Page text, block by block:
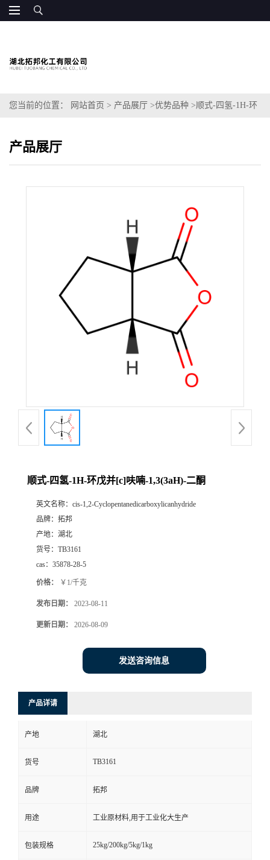
您当前的位置： 网站首页 > 产品展厅 >优势品种 >顺式-四氢-1H-环
产品展厅
顺式-四氢-1H-环戊并[c]呋喃-1,3(3aH)-二酮
英文名称： cis-1,2-Cyclopentanedicarboxylicanhydride
品牌： 拓邦
产地： 湖北
货号： TB3161
cas： 35878-28-5
价格： ￥1/千克
发布日期： 2023-08-11
更新日期： 2026-08-09
发送咨询信息
产品详请
产地 湖北
货号 TB3161
品牌 拓邦
用途 工业原材料,用于工业化大生产
包装规格 25kg/200kg/5kg/1kg